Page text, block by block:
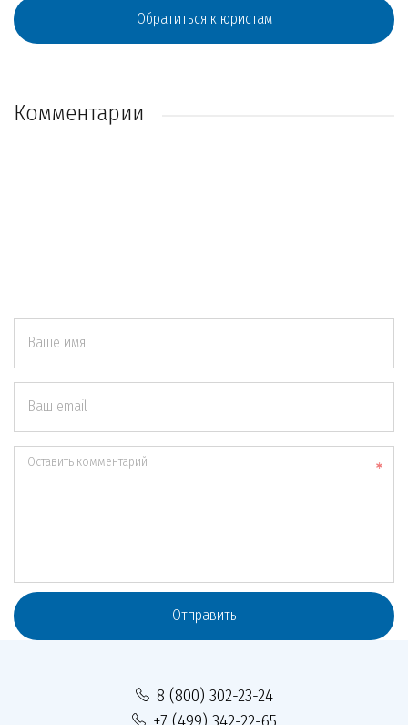
Обратиться к юристам
Комментарии
Ваше имя
Ваш email
Оставить комментарий
Отправить
8 (800) 302-23-24